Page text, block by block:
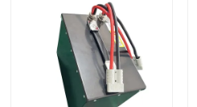
Visite d'usine
Contrôle de qualité